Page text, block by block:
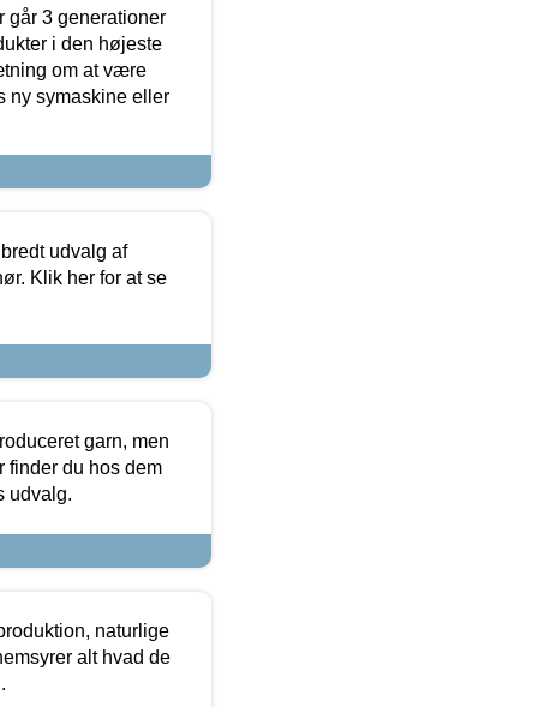
går 3 generationer
i den højeste
om at være
ny symaskine eller
udvalg af
Klik her for at se
garn, men
finder du hos dem
udvalg.
naturlige
alt hvad de